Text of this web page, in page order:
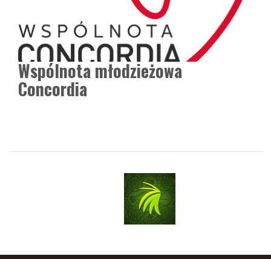
Wspólnota młodzieżowa
Concordia